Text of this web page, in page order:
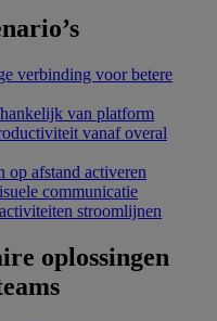
verbinding voor betere
van platform
vanaf overal
op afstand activeren
communicatie
stroomlijnen
oplossingen